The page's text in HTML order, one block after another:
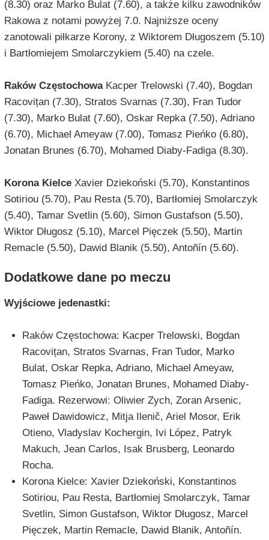
(8.30) oraz Marko Bulat (7.60), a także kilku zawodników
Rakowa z notami powyżej 7.0. Najniższe oceny
zanotowali piłkarze Korony, z Wiktorem Długoszem (5.10)
i Bartłomiejem Smolarczykiem (5.40) na czele.
Raków CzęstochowaKacper Trelowski (7.40), Bogdan
Racovițan (7.30), Stratos Svarnas (7.30), Fran Tudor
(7.30), Marko Bulat (7.60), Oskar Repka (7.50), Adriano
(6.70), Michael Ameyaw (7.00), Tomasz Pieńko (6.80),
Jonatan Brunes (6.70), Mohamed Diaby-Fadiga (8.30).
Korona KielceXavier Dziekoński (5.70), Konstantinos
Sotiriou (5.70), Pau Resta (5.70), Bartłomiej Smolarczyk
(5.40), Tamar Svetlin (5.60), Simon Gustafson (5.50),
Wiktor Długosz (5.10), Marcel Pięczek (5.50), Martin
Remacle (5.50), Dawid Blanik (5.50), Antoñín (5.60).
Dodatkowe dane po meczu
Wyjściowe jedenastki:
Raków Częstochowa: Kacper Trelowski, Bogdan
Racovițan, Stratos Svarnas, Fran Tudor, Marko
Bulat, Oskar Repka, Adriano, Michael Ameyaw,
Tomasz Pieńko, Jonatan Brunes, Mohamed Diaby-
Fadiga. Rezerwowi: Oliwier Zych, Zoran Arsenic,
Paweł Dawidowicz, Mitja Ilenič, Ariel Mosor, Erik
Otieno, Vladyslav Kochergin, Ivi López, Patryk
Makuch, Jean Carlos, Isak Brusberg, Leonardo
Rocha.
Korona Kielce: Xavier Dziekoński, Konstantinos
Sotiriou, Pau Resta, Bartłomiej Smolarczyk, Tamar
Svetlin, Simon Gustafson, Wiktor Długosz, Marcel
Pięczek, Martin Remacle, Dawid Blanik, Antoñín.